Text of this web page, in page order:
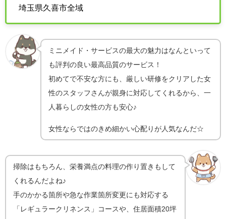
埼玉県久喜市全域
ミニメイド・サービスの最大の魅力はなんといって
も評判の良い最高品質のサービス！
初めてで不安な方にも、厳しい研修をクリアした女
性のスタッフさんが親身に対応してくれるから、一
人暮らしの女性の方も安心♪
女性ならではのきめ細かい心配りが人気なんだ☆
掃除はもちろん、栄養満点の料理の作り置きもして
くれるんだよね♪
手のかかる箇所や急な作業箇所変更にも対応する
「レギュラークリネンス」コースや、住居面積20坪